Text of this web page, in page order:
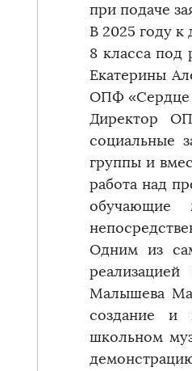
при подаче
В 2025 году
8 класса под
Екатерины
ОПФ «Сердце
Директор
социальные
группы и
работа над
обучающие
Одним из
Малышева
создание и
школьном